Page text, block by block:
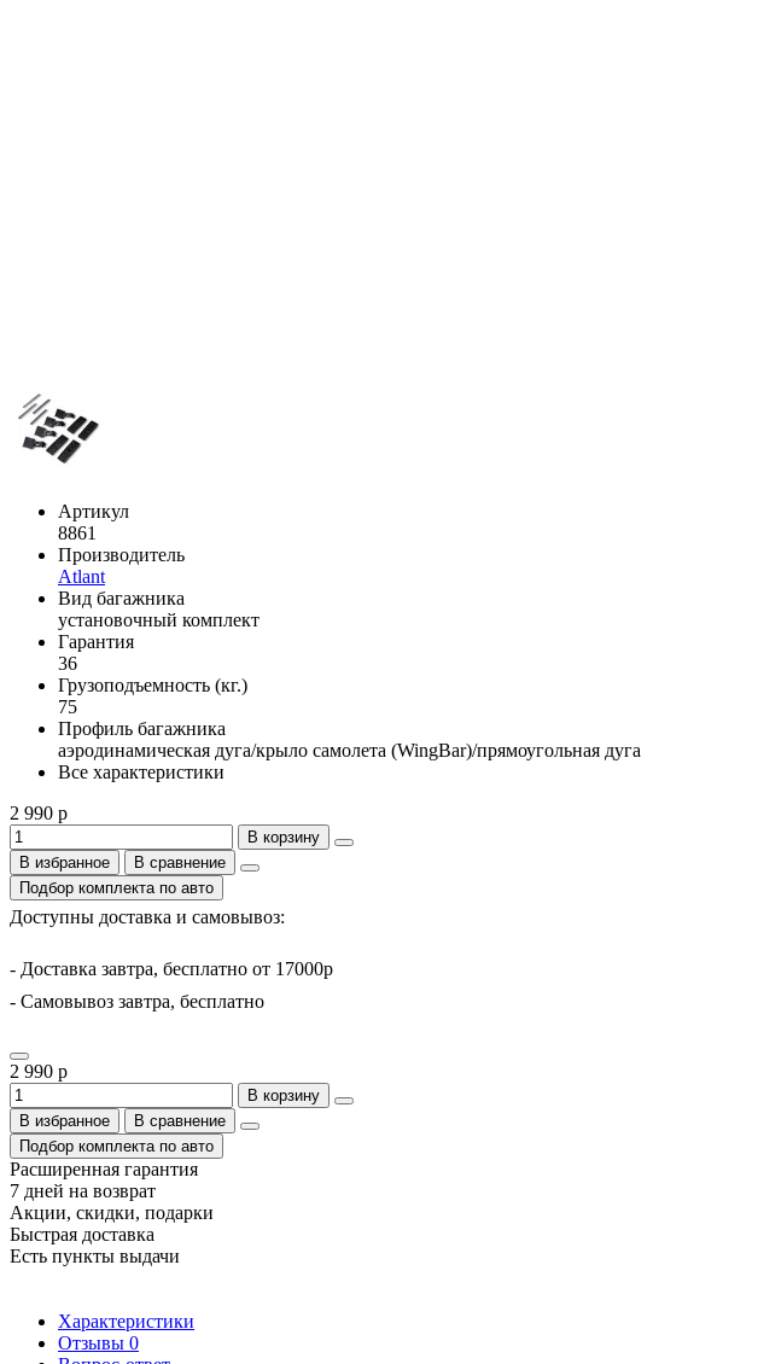
Артикул
8861
Производитель
Atlant
Вид багажника
установочный комплект
Гарантия
36
Грузоподъемность (кг.)
75
Профиль багажника
аэродинамическая дуга/крыло самолета (WingBar)/прямоугольная дуга
Все характеристики
2 990 р
В корзину
В избранное
В сравнение
Подбор комплекта по авто
Доступны доставка и самовывоз:
- Доставка завтра, бесплатно от 17000р
- Самовывоз завтра, бесплатно
2 990 р
В корзину
В избранное
В сравнение
Подбор комплекта по авто
Расширенная гарантия
7 дней на возврат
Акции, скидки, подарки
Быстрая доставка
Есть пункты выдачи
Характеристики
Отзывы 0